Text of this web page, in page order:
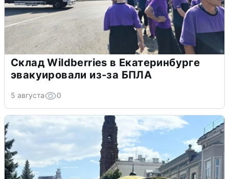
Склад Wildberries в Екатеринбурге
эвакуировали из-за БПЛА
5 августа 0